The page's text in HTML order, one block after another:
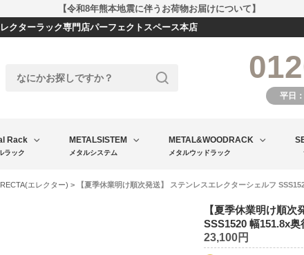
【令和8年熊本地震に伴うお荷物お届けについて】
クターラック専門店パーフェクトスペース本店
平日
Rack
ラック
METALSISTEM
メタルシステム
METAL&WOODRACK
メタルウッドラック
エレクター) > 【夏季休業明け順次発送】 ステンレスエレクターシェルフ
【夏季休業明け順
SSS1520 幅151.8x奥
23,100円